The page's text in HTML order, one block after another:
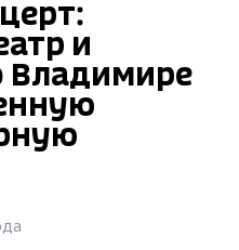
и
Владимире